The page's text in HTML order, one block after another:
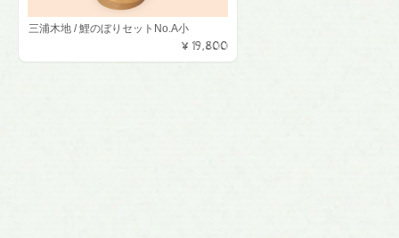
三浦木地 / 鯉のぼりセットNo.A小
¥19,800